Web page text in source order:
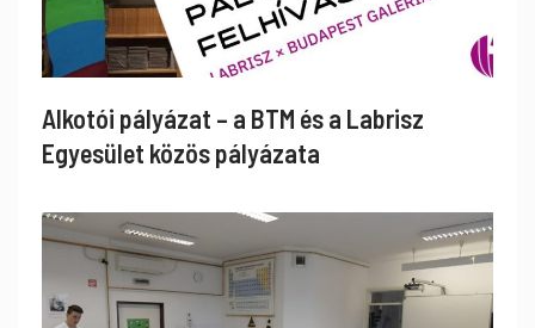
Alkotói pályázat – a BTM és a Labrisz
Egyesület közös pályázata